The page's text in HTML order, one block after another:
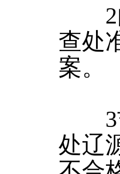
2内
查处
案。
3吉
处辽